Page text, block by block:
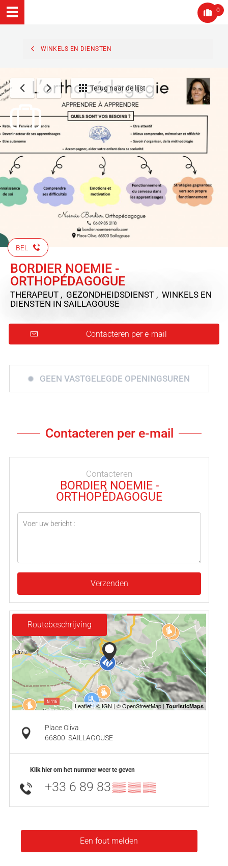
0
WINKELS EN DIENSTEN
Terug naar de lijst
BEL
BORDIER NOEMIE -
ORTHOPÉDAGOGUE
THERAPEUT , GEZONDHEIDSDIENST , WINKELS EN
DIENSTEN IN SAILLAGOUSE
Contacteren per e-mail
GEEN VASTGELEGDE OPENINGSUREN
Contacteren per e-mail
Contacteren
BORDIER NOEMIE -
ORTHOPÉDAGOGUE
Verzenden
Routebeschrijving
Place Oliva
66800 SAILLAGOUSE
Klik hier om het nummer weer te geven
+33 6 89 83▒▒ ▒▒ ▒▒
Een fout melden